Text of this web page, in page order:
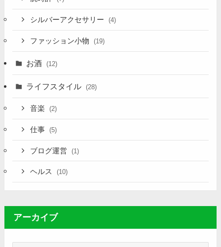
シルバーアクセサリー (4)
ファッション小物 (19)
お酒 (12)
ライフスタイル (28)
音楽 (2)
仕事 (5)
ブログ運営 (1)
ヘルス (10)
アーカイブ